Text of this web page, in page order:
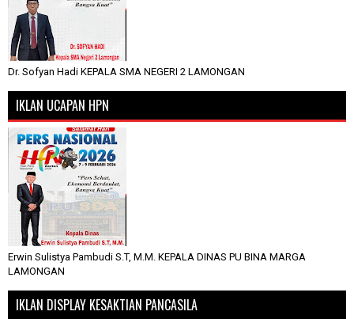
Dr. Sofyan Hadi KEPALA SMA NEGERI 2 LAMONGAN
IKLAN UCAPAN HPN
Erwin Sulistya Pambudi S.T, M.M. KEPALA DINAS PU BINA MARGA
LAMONGAN
IKLAN DISPLAY KESAKTIAN PANCASILA